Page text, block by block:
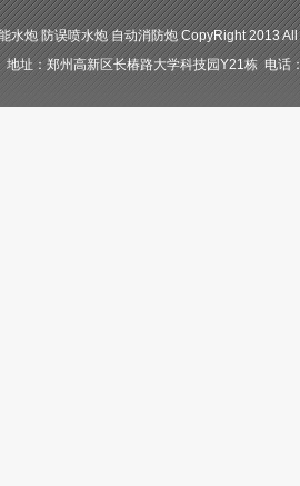
水炮 防误喷水炮 自动消防炮 CopyRight 2013
地址：郑州高新区长椿路大学科技园Y21栋 电